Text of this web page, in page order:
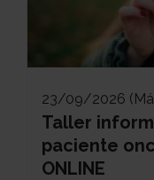
23/09/2026
Taller
paciente
ONLINE